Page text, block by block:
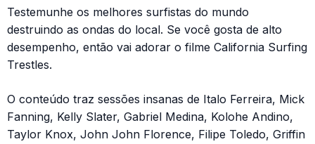
Testemunhe os melhores surfistas do mundo
destruindo as ondas do local. Se você gosta de alto
desempenho, então vai adorar o filme California Surfing
Trestles.
O conteúdo traz sessões insanas de Italo Ferreira, Mick
Fanning, Kelly Slater, Gabriel Medina, Kolohe Andino,
Taylor Knox, John John Florence, Filipe Toledo, Griffin